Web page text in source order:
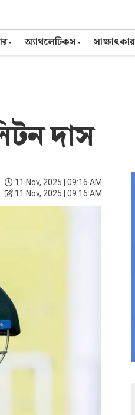
অ্যাথলেটিকস সাক্ষাৎকার
দাস
11 Nov, 2025 | 09:16 AM
11 Nov, 2025 | 09:16 AM